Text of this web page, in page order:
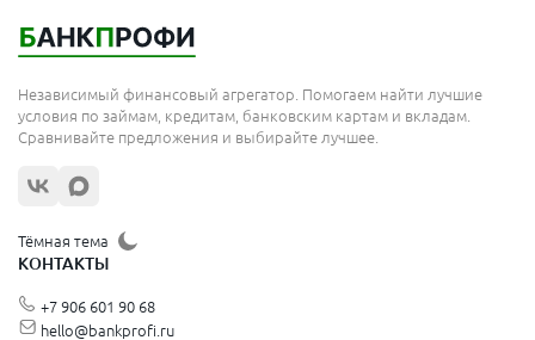
Королёв
Сергиев Посад
Орехово-Зуево
Щёлково
Видное
Независимый финансовый агрегатор. Помогаем найти лучшие
условия по займам, кредитам, банковским картам и вкладам.
Сравнивайте предложения и выбирайте лучшее.
Тёмная тема
КОНТАКТЫ
+7 906 601 90 68
hello@bankprofi.ru